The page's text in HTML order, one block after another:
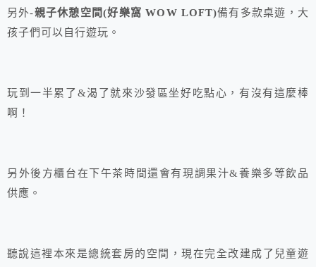
另外-親子休憩空間(好樂窩 WOW LOFT)備有多款桌遊，大
孩子們可以自行遊玩。
玩到一半累了&渴了就來沙發區坐好吃點心，有沒有這麼棒
啊！
另外後方櫃台在下午茶時間還會有現調果汁&養樂多等飲品
供應。
聽說這裡本來是總統套房的空間，現在完全改建成了兒童遊